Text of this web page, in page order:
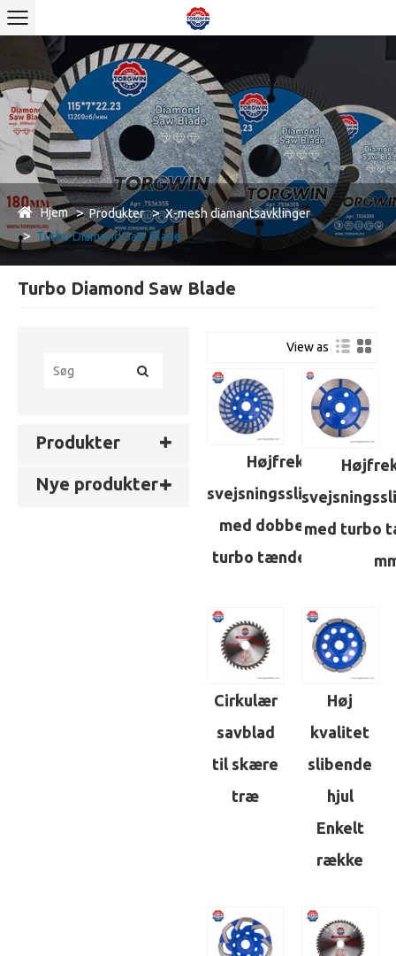
Hjem Produkter
X-mesh diamantsavklinger
Turbo Diamond Saw Blade
Turbo Diamond Saw Blade
Produkter
Nye produkter
View as
Højfrekvent
svejsningsslibningshjul
med dobbelt række
turbo tænder 125 mm
med turbo
Cirkulær
savblad
til skære
træ
Høj
kvalitet
slibende
hjul
Enkelt
række